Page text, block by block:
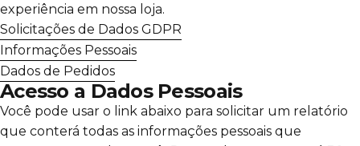
experiência em nossa loja.
Solicitações de Dados GDPR
Informações Pessoais
Dados de Pedidos
Acesso a Dados Pessoais
Você pode usar o link abaixo para solicitar um relatório
que conterá todas as informações pessoais que